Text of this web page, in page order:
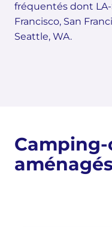
fréquentés dont LA-
Francisco, San
Seattle, WA.